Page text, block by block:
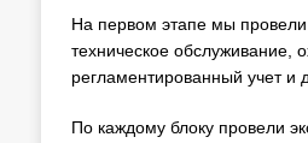
На первом этапе мы провели
техническое обслуживание,
регламентированный учет и
По каждому блоку провели